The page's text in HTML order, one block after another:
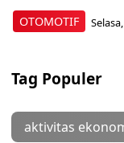
OTOMOTIF
Tag Populer
aktivitas